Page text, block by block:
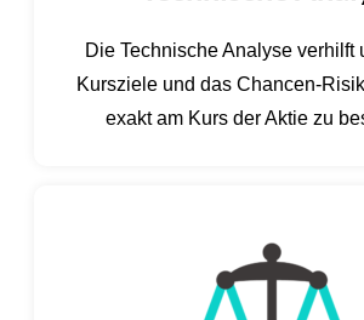
Die Technische Analyse verhilft
Kursziele und das Chancen-
exakt am Kurs der Aktie zu